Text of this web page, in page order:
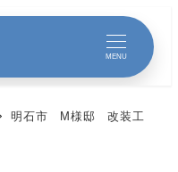
MENU
明石市 M様邸 改装工